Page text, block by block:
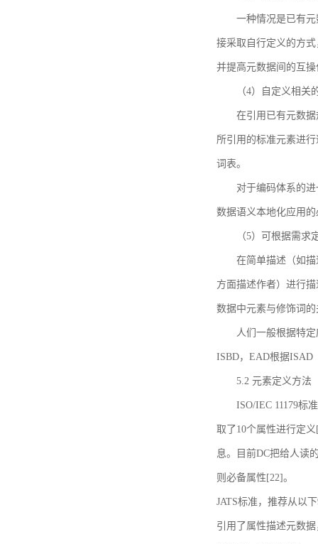
一种情况是已有
接采取自行定义的方
并提高元数据间的互
（4）自定义相关
在引用已有元数
所引用的标准元素进
词表。
对于编码体系的
数据语义本地化应用
（5）可根据需求
在简单描述（如
方面描述作者）进行
数据中元素与修饰词
人们一般根据特
ISBD，EAD根据ISAD
5.2 元素定义方法
ISO/IEC 11179标
取了10个属性进行定
息。目前DC把给人读
则必备属性[22]。
JATS标准，推荐从以
引用了属性描述元数